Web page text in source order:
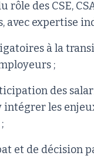
rôle des CSE,
avec expertise
à la
;
des
intégrer les
et de décision